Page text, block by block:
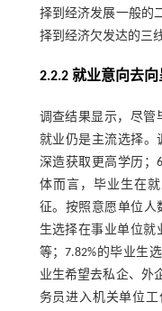
择到经济发展一般的
择到经济欠发达的三
2.2.2 就业意向去
调查结果显示，尽管
就业仍是主流选择。
深造获取更高学历；
体而言，毕业生在
征。按照意愿单位人
生选择在事业单位就
等；7.82%的毕业生
业生希望去私企、外
务员进入机关单位工